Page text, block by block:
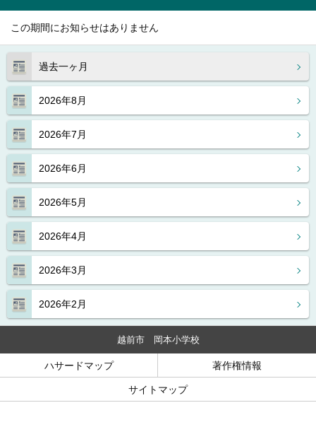
過去一ヶ月
2026年8月
2026年7月
2026年6月
2026年5月
2026年4月
2026年3月
2026年2月
この期間にお知らせはありません
越前市 岡本小学校
ハサードマップ 著作権情報
サイトマップ